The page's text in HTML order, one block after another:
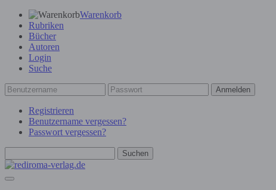
Warenkorb
Rubriken
Bücher
Autoren
Login
Suche
Anmelden
Registrieren
Benutzername vergessen?
Passwort vergessen?
Suchen